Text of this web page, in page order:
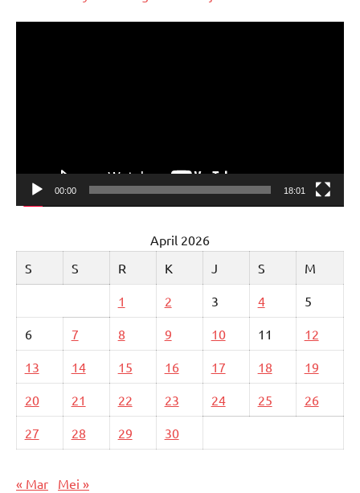
00:00 18:01
April 2026
S
S R K J S M
1 2 3 4 5
6 7 8 9 10 11 12
13 14 15 16 17 18 19
20 21 22 23 24 25 26
27 28 29 30
« Mar Mei »